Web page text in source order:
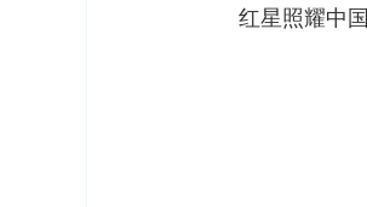
红星照耀中